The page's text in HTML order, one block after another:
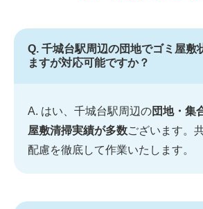
Q. 千城台駅周辺の団地でゴミ屋敷
ますが対応可能ですか？
A. はい、千城台駅周辺の団地・集
屋敷清掃実績が多数ございます。
配慮を徹底して作業いたします。